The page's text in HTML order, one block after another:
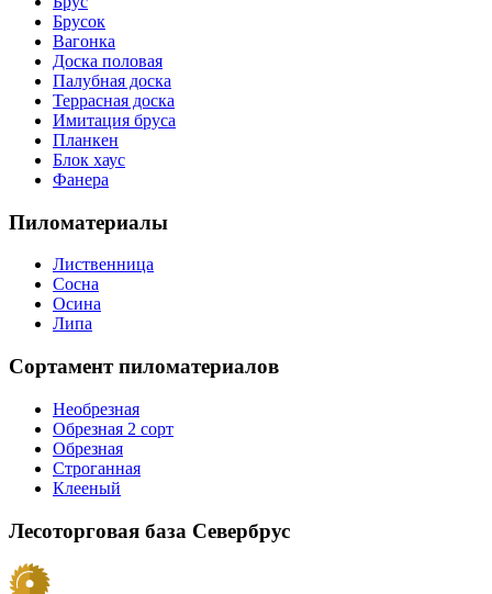
Брусок
Вагонка
Доска половая
Палубная доска
Террасная доска
Имитация бруса
Планкен
Блок хаус
Фанера
Пиломатериалы
Лиственница
Сосна
Осина
Липа
Сортамент пиломатериалов
Необрезная
Обрезная 2 сорт
Обрезная
Строганная
Клееный
Лесоторговая база Севербрус